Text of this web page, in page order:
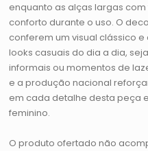
enquanto as alças largas
conforto durante o uso. O
conferem um visual clássico
looks casuais do dia a dia,
informais ou momentos de
e a produção nacional
em cada detalhe desta peça
feminino.
O produto ofertado não